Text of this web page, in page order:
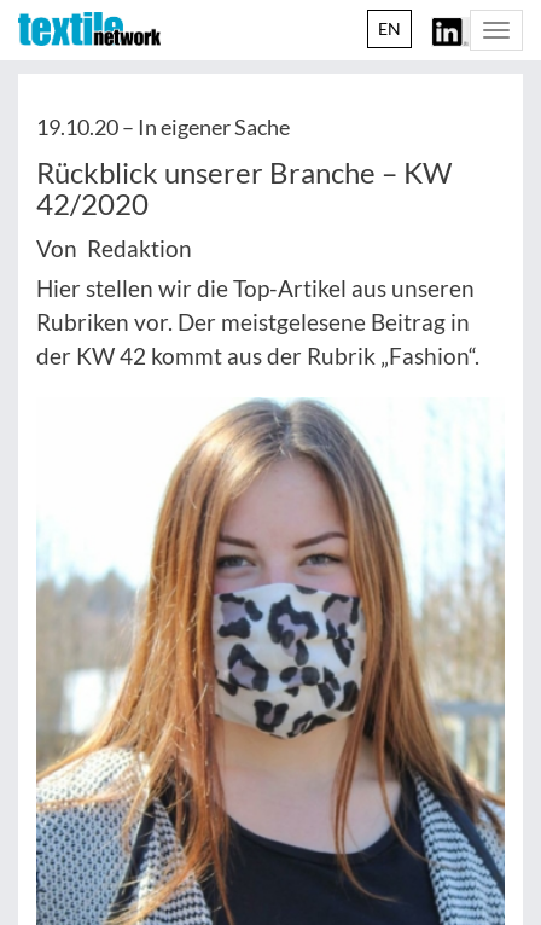
EN
19.10.20 – In eigener Sache
Rückblick unserer Branche – KW
42/2020
Von Redaktion
Hier stellen wir die Top-Artikel aus unseren
Rubriken vor. Der meistgelesene Beitrag in
der KW 42 kommt aus der Rubrik „Fashion“.